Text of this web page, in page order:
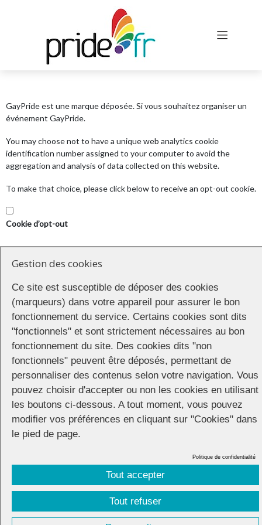
GayPride est une marque déposée. Si vous souhaitez organiser un
événement GayPride.
You may choose not to have a unique web analytics cookie
identification number assigned to your computer to avoid the
aggregation and analysis of data collected on this website.
To make that choice, please click below to receive an opt-out cookie.
Cookie d’opt-out
var optOut = document.getElementById("optout");
optOut.addEventListener("click", function() { if (this.checked) {
} setOptOutText(optOut); }); setOptOutText(optOut); });
CONNECTION© 2026 | Mentions légales|Cookies|
Réalisation :Unscuzzy| Conception :Visuelab|
Gestion des cookies
Ce site est susceptible de déposer des cookies
(marqueurs) dans votre appareil pour assurer le bon
fonctionnement du service. Certains cookies sont dits
"fonctionnels" et sont strictement nécessaires au bon
fonctionnement du site. Des cookies dits "non
fonctionnels" peuvent être déposés, permettant de
personnaliser des contenus selon votre navigation. Vous
pouvez choisir d'accepter ou non les cookies en utilisant
les boutons ci-dessous. A tout moment, vous pouvez
modifier vos préférences en cliquant sur "Cookies" dans
le pied de page.
Tout accepter
Tout refuser
Politique de confidentialité